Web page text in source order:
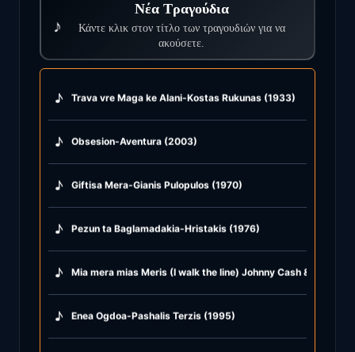
♪
Νέα Τραγούδια
Κάντε κλικ στον τίτλο των τραγουδιών για να
ακούσετε.
♪ Trava vre Maga ke Alani-Kostas Rukunas (1933)
♪ Obsesion-Aventura (2003)
♪ Giftisa Mera-Gianis Pulopulos (1970)
♪ Pezun ta Baglamadakia-Hristakis (1976)
♪ Mia mera mias Meris (I walk the line) Johnny Cash & Afroditi
♪ Enea Ogdoa-Pashalis Terzis (1995)